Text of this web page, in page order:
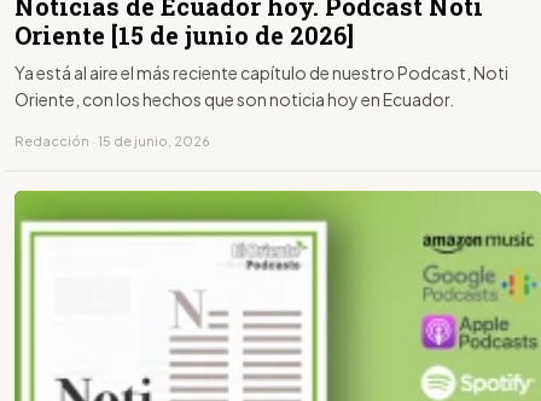
Oriente [15 de junio de 2026]
Ya está al aire el más reciente capítulo de nuestro Podcast, Noti
Oriente, con los hechos que son noticia hoy en Ecuador.
Redacción · 15 de junio, 2026